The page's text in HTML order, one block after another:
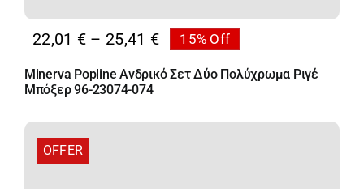
22,01 € – 25,41 €Price
22,01 €
15% Off
Minerva Popline Ανδρικό Σετ Δύο Πολύχρωμα Ριγέ
Μπόξερ 96-23074-074
OFFER